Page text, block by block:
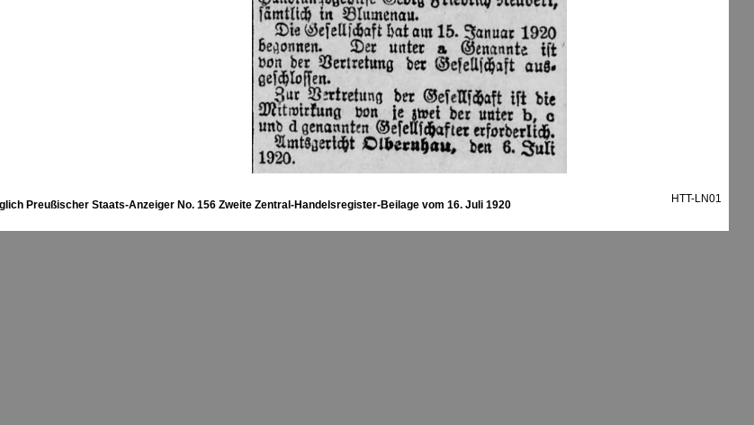
Preußischer Staats-Anzeiger No. 156 Zweite Zentral-Handelsregister-Beilage vom 16. Juli 1920
HTT-LN01